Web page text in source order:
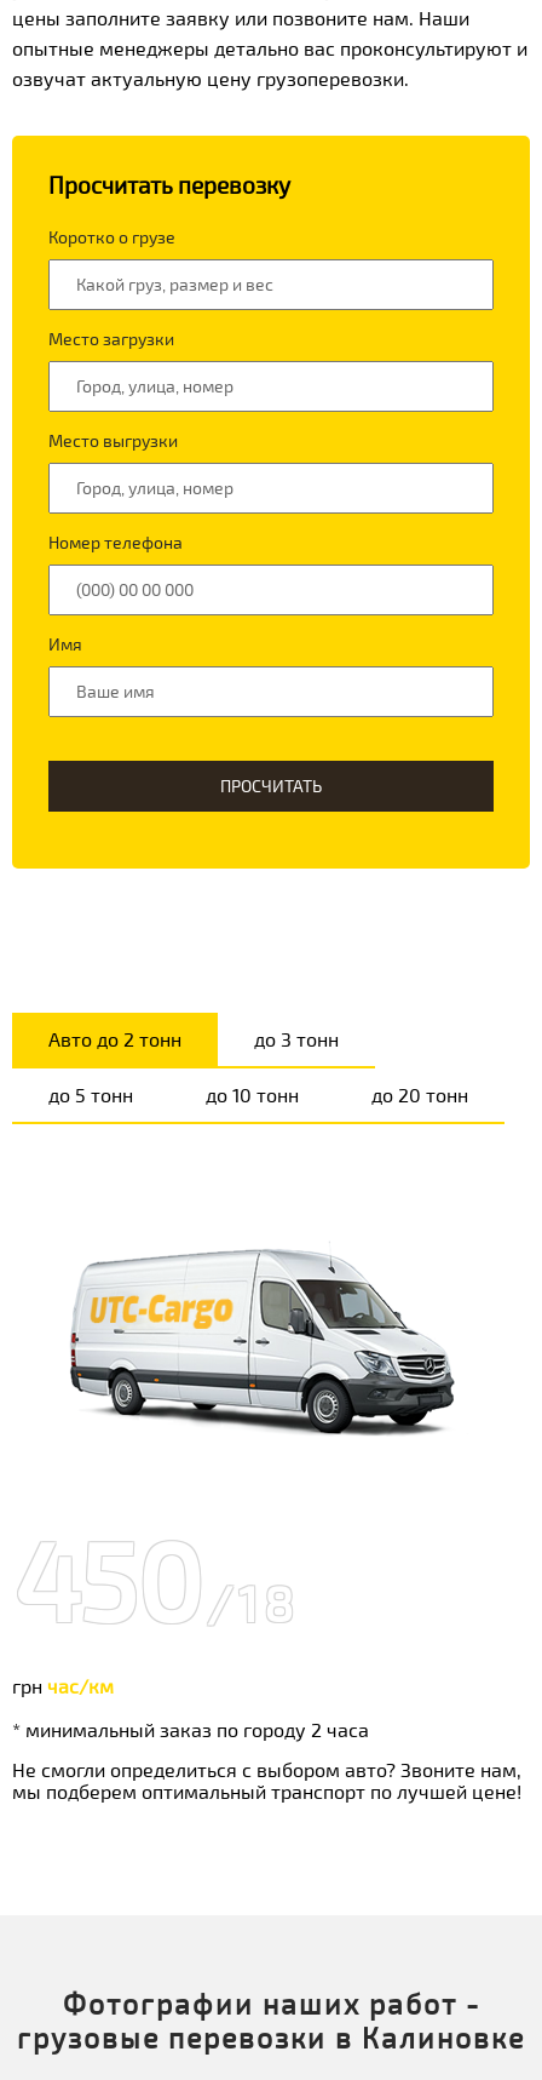
цены заполните заявку или позвоните нам. Наши
опытные менеджеры детально вас проконсультируют и
озвучат актуальную цену грузоперевозки.
Просчитать перевозку
Коротко о грузе
Место загрузки
Место выгрузки
Номер телефона
Имя
ПРОСЧИТАТЬ
Авто до 2 тонн до 3 тонн
до 5 тонн до 10 тонн до 20 тонн
450/18
грн час/км
* минимальный заказ по городу 2 часа
Не смогли определиться с выбором авто? Звоните нам,
мы подберем оптимальный транспорт по лучшей цене!
Фотографии наших работ -
грузовые перевозки в Калиновке